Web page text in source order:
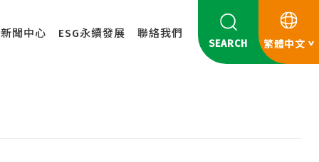
新聞中心 ESG永續發展 聯絡我們
SEARCH 繁體中文